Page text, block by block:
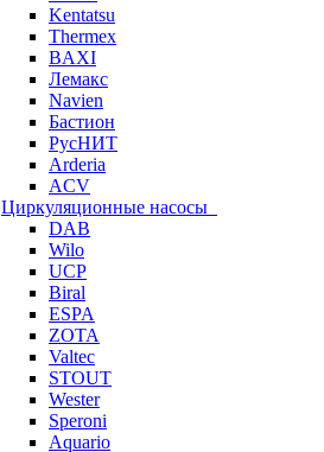
Kentatsu
Thermex
BAXI
Лемакс
Navien
Бастион
РусНИТ
Arderia
ACV
Циркуляционные насосы
DAB
Wilo
UCP
Biral
ESPA
ZOTA
Valtec
STOUT
Wester
Speroni
Aquario